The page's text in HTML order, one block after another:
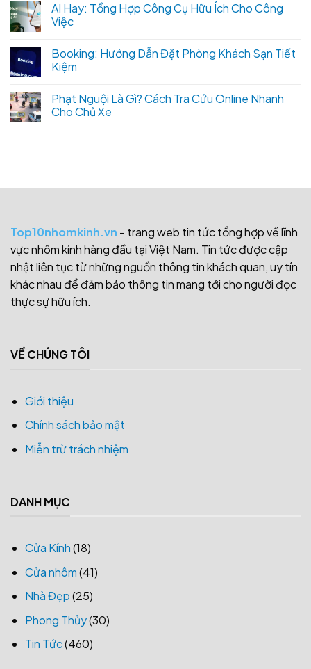
AI Hay: Tổng Hợp Công Cụ Hữu Ích Cho Công
Việc
Booking: Hướng Dẫn Đặt Phòng Khách Sạn Tiết
Kiệm
Phạt Nguội Là Gì? Cách Tra Cứu Online Nhanh
Cho Chủ Xe
Top10nhomkinh.vn - trang web tin tức tổng hợp về lĩnh
vực nhôm kính hàng đầu tại Việt Nam. Tin tức được cập
nhật liên tục từ những nguồn thông tin khách quan, uy tín
khác nhau để đảm bảo thông tin mang tới cho người đọc
thực sự hữu ích.
VỀ CHÚNG TÔI
Giới thiệu
Chính sách bảo mật
Miễn trừ trách nhiệm
DANH MỤC
Cửa Kính(18)
Cửa nhôm(41)
Nhà Đẹp(25)
Phong Thủy(30)
Tin Tức(460)